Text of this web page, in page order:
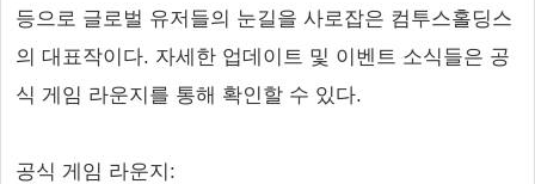
등으로 글로벌 유저들의 눈길을 사로잡은 컴투스홀딩스
의 대표작이다. 자세한 업데이트 및 이벤트 소식들은 공
식 게임 라운지를 통해 확인할 수 있다.
공식 게임 라운지: